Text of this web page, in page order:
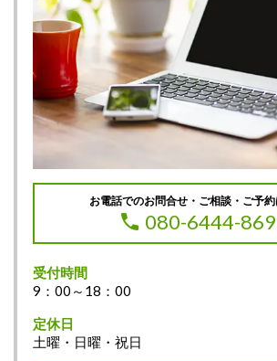
お電話でのお問合せ・ご相談・ご予
080-6444-
受付時間
9：00～18：00
定休日
土曜・日曜・祝日